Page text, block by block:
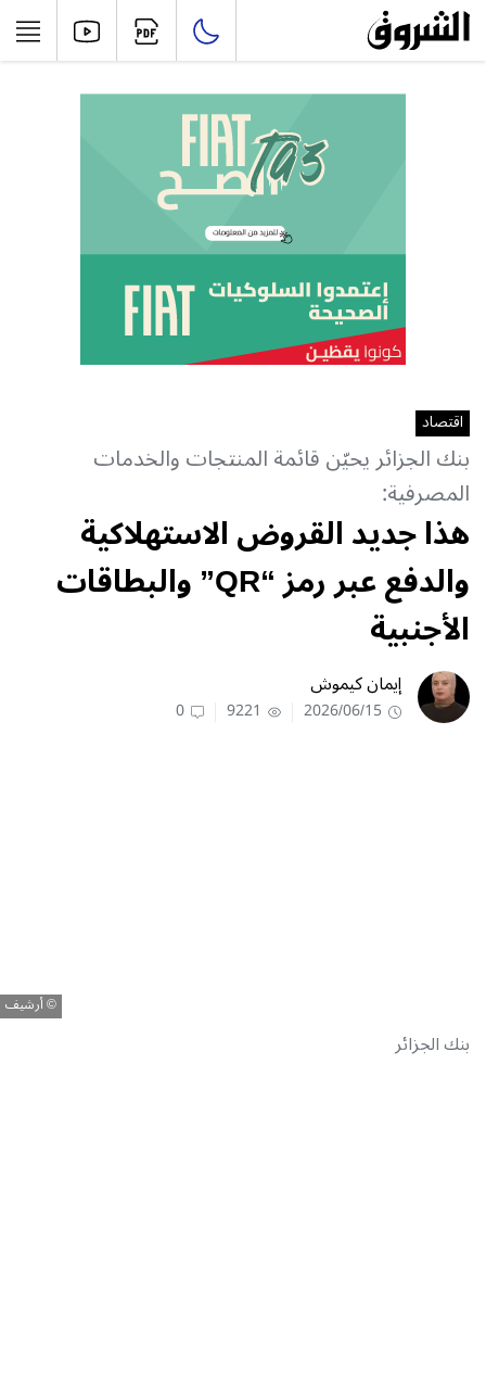
اقتصاد
بنك الجزائر يحيّن قائمة المنتجات والخدمات
المصرفية:
هذا جديد القروض الاستهلاكية
والدفع عبر رمز “QR” والبطاقات
الأجنبية
إيمان كيموش
2026/06/15
9221
0
أرشيف
بنك الجزائر